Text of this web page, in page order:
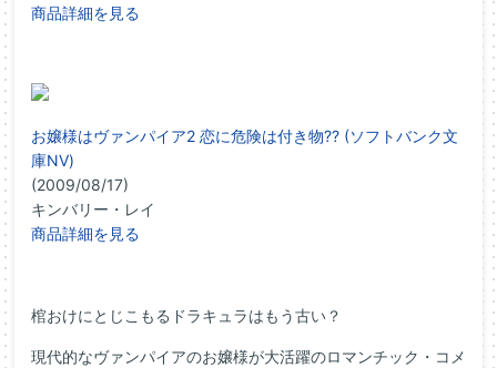
商品詳細を見る
お嬢様はヴァンパイア2 恋に危険は付き物?? (ソフトバンク文
庫NV)
(2009/08/17)
キンバリー・レイ
商品詳細を見る
棺おけにとじこもるドラキュラはもう古い？
現代的なヴァンパイアのお嬢様が大活躍のロマンチック・コメ